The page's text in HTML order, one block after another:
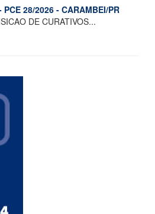
PCE 28/2026 - CARAMBEI/PR
DE CURATIVOS...